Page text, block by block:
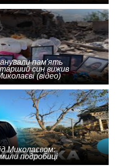
пам'ять
син вижив
(відео)
Миколаєвом:
подробиці